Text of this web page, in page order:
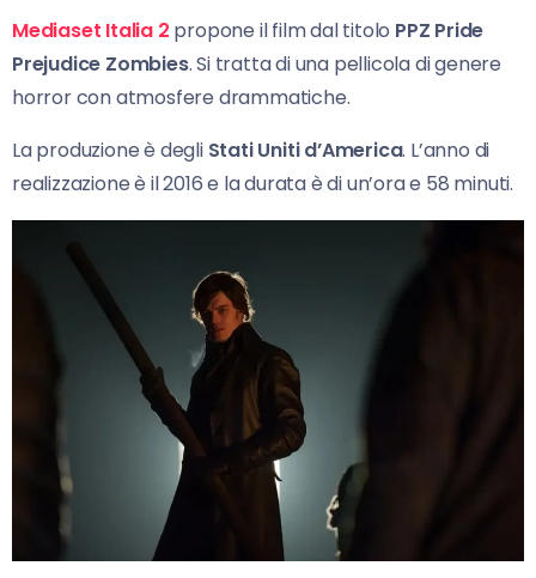
Mediaset Italia 2 propone il film dal titolo PPZ Pride
Prejudice Zombies. Si tratta di una pellicola di genere
horror con atmosfere drammatiche.
La produzione è degli Stati Uniti d’America. L’anno di
realizzazione è il 2016 e la durata è di un’ora e 58 minuti.